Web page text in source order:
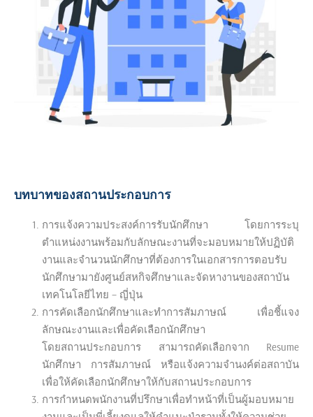
บทบาทของสถานประกอบการ
การแจ้งความประสงค์การรับนักศึกษา โดยการระบุ
ตำแหน่งงานพร้อมกับลักษณะงานที่จะมอบหมายให้ปฏิบัติ
งานและจำนวนนักศึกษาที่ต้องการในเอกสารการตอบรับ
นักศึกษามายังศูนย์สหกิจศึกษาและจัดหางานของสถาบัน
เทคโนโลยีไทย – ญี่ปุ่น
การคัดเลือกนักศึกษาและทำการสัมภาษณ์ เพื่อชี้แจง
ลักษณะงานและเพื่อคัดเลือกนักศึกษา
โดยสถานประกอบการ สามารถคัดเลือกจาก Resume
นักศึกษา การสัมภาษณ์ หรือแจ้งความจำนงค์ต่อสถาบัน
เพื่อให้คัดเลือกนักศึกษาให้กับสถานประกอบการ
การกำหนดพนักงานที่ปรึกษาเพื่อทำหน้าที่เป็นผู้มอบหมาย